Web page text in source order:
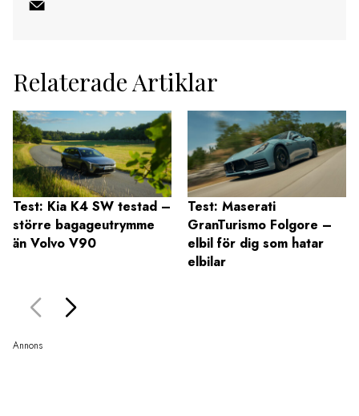
Relaterade Artiklar
Test: Kia K4 SW testad –
större bagageutrymme
än Volvo V90
Test: Maserati
GranTurismo Folgore –
elbil för dig som hatar
elbilar
Annons